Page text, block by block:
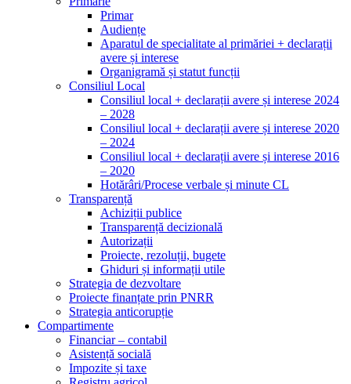
Primar
Audiențe
Aparatul de specialitate al primăriei + declarații
avere și interese
Organigramă și statut funcții
Consiliul Local
Consiliul local + declarații avere și interese 2024
– 2028
Consiliul local + declarații avere și interese 2020
– 2024
Consiliul local + declarații avere și interese 2016
– 2020
Hotărâri/Procese verbale și minute CL
Transparență
Achiziții publice
Transparență decizională
Autorizații
Proiecte, rezoluții, bugete
Ghiduri și informații utile
Strategia de dezvoltare
Proiecte finanțate prin PNRR
Strategia anticorupție
Compartimente
Financiar – contabil
Asistență socială
Impozite și taxe